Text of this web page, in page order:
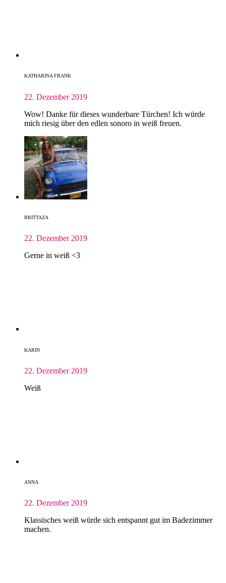
KATHARINA FRANK
22. Dezember 2019
Wow! Danke für dieses wunderbare Türchen! Ich würde
mich riesig über den edlen sonoro in weiß freuen.
BRITTAZA
22. Dezember 2019
Gerne in weiß <3
KARIN
22. Dezember 2019
Weiß
ANNA
22. Dezember 2019
Klassisches weiß würde sich entspannt gut im Badezimmer
machen.